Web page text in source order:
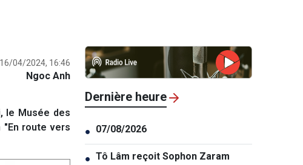
04/2024, 16:46
Ngoc Anh
le Musée des
"En route vers
Dernière heure
● 07/08/2026
● Tô Lâm reçoit Sophon Zaram